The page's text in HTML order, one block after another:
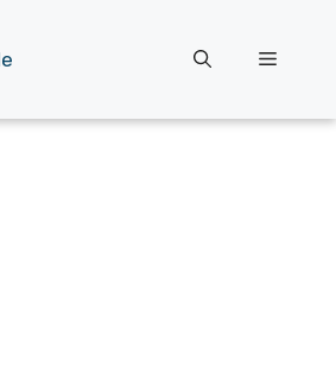
Menü